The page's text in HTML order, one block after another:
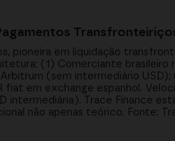
pioneira em liquidação
(1) Comerciante
(sem intermediário
em exchange espanhol.
intermediária). Trace Finance
não apenas teórico. Fonte: